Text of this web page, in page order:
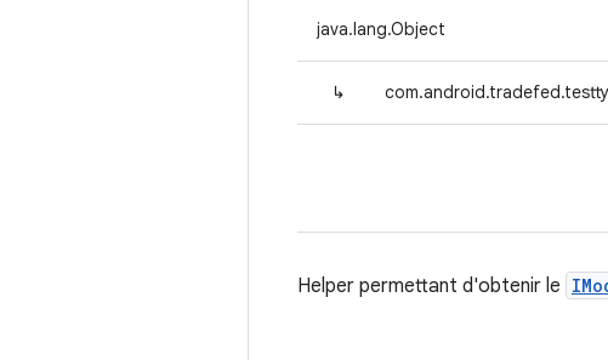
java.lang.Object
↳
Helper permettant d'obtenir le